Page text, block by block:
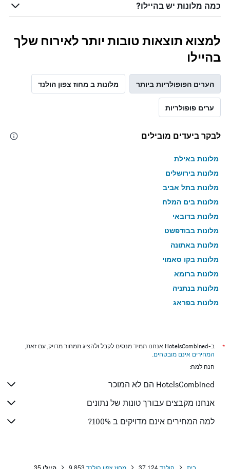
כמה מלונות יש בהיילו?
למצוא תוצאות טובות יותר לאירוח שלך
בהיילו
הערים הפופולריות ביותר מלונות ב מחוז צפון הולנד
ערים פופולריות
לבקר ביעדים מובילים
מלונות באילת
מלונות בירושלים
מלונות בתל אביב
מלונות בים המלח
מלונות בדובאי
מלונות בבודפשט
מלונות באתונה
מלונות בקו סאמוי
מלונות ברומא
מלונות בנתניה
מלונות בפראג
מלונות בניו יורק
מלונות בבנגקוק
מלונות בבוקרשט
מלונות בפאפוס
מלונות בלימסול
*
ב-HotelsCombined אנחנו תמיד מנסים לקבל ולהציג תמחור מדויק, עם זאת,
המחירים אינם מובטחים.
הנה למה:
HotelsCombined הם לא המוכר
אנחנו מקבצים עבורך טונות של נתונים
למה המחירים אינם מדויקים ב 100%?